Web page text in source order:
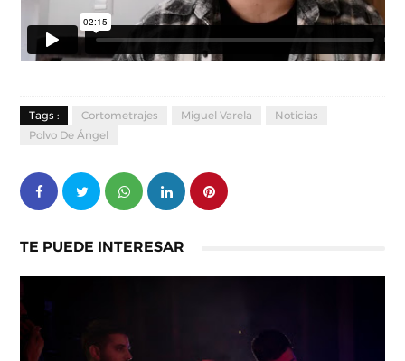
Tags : Cortometrajes Miguel Varela
Noticias
Polvo De Ángel
TE PUEDE INTERESAR